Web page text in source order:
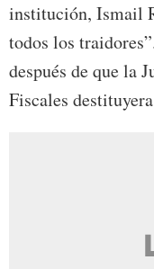
institución, Ismail
todos los
después de que la
Fiscales